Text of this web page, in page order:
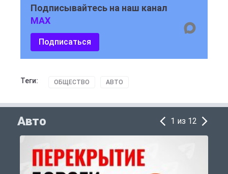
Подписывайтесь на наш канал
MAX
Подписаться
Теги: ОБЩЕСТВО АВТО
Авто 1 из 12